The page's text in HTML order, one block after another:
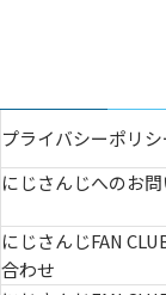
プライバシーポリシ
にじさんじへのお
にじさんじFAN
合わせ